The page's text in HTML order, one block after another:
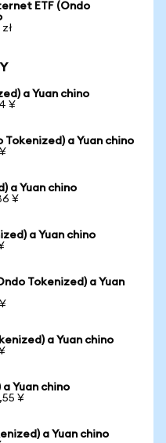
ETF (Ondo
a Yuan chino
¥
a Yuan chino
a Yuan chino
¥
a Yuan chino
Tokenized) a Yuan
a Yuan chino
Yuan chino
¥
a Yuan chino